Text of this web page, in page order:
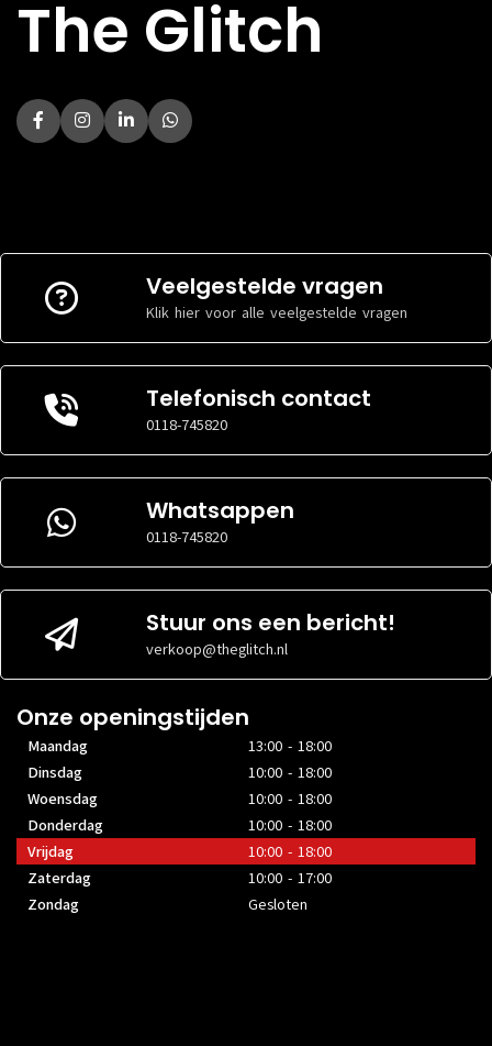
The Glitch
Veelgestelde vragen
Klik hier voor alle veelgestelde vragen
Telefonisch contact
0118-745820
Whatsappen
0118-745820
Stuur ons een bericht!
verkoop@theglitch.nl
Onze openingstijden
Maandag
13:00 - 18:00
Dinsdag
10:00 - 18:00
Woensdag
10:00 - 18:00
Donderdag
10:00 - 18:00
Vrijdag
10:00 - 18:00
Zaterdag
10:00 - 17:00
Zondag
Gesloten